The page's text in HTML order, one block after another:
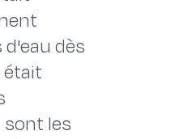
dès
était
les